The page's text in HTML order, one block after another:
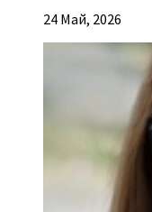
24 Май, 2026